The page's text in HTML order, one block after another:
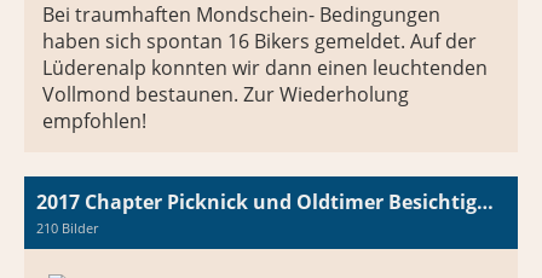
Bei traumhaften Mondschein- Bedingungen
haben sich spontan 16 Bikers gemeldet. Auf der
Lüderenalp konnten wir dann einen leuchtenden
Vollmond bestaunen. Zur Wiederholung
empfohlen!
2017 Chapter Picknick und Oldtimer Besichtigung
210 Bilder